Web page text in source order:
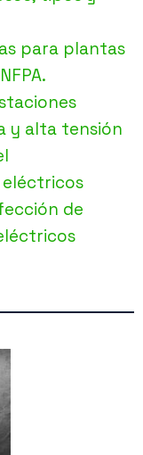
para plantas
y alta tensión
de